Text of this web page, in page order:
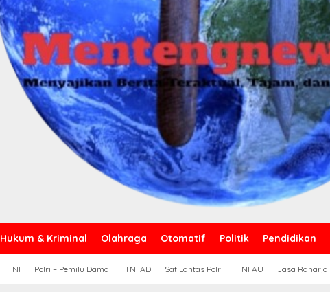
Hukum & Kriminal Olahraga Otomatif Politik Pendidikan
TNI Polri – Pemilu Damai TNI AD Sat Lantas Polri TNI AU Jasa Raharja